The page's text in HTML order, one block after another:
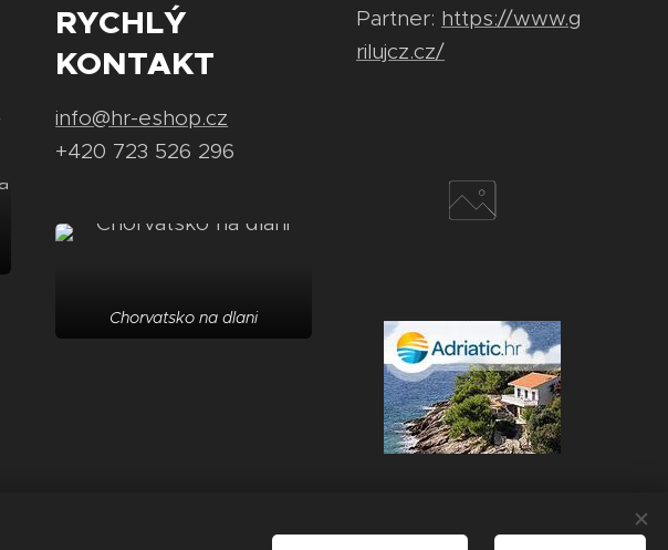
RYCHLÝ
KONTAKT
info@hr-eshop.cz
+420 723 526 296
Chorvatsko na dlani
Partner: https://www.g
rilujcz.cz/